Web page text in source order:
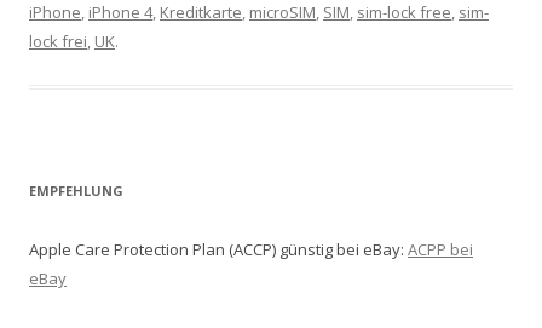
iPhone, iPhone 4, Kreditkarte, microSIM, SIM, sim-lock free, sim-
lock frei, UK.
EMPFEHLUNG
Apple Care Protection Plan (ACCP) günstig bei eBay: ACPP bei
eBay